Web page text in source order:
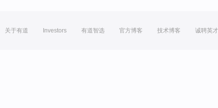
关于有道 Investors 有道智选 官方博客 技术博客 诚聘英才